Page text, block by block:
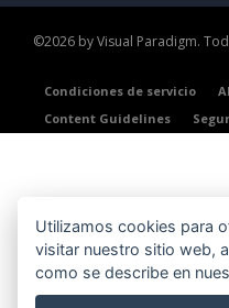
©2026 by Visual Paradigm.
Condiciones de servicio
Content Guidelines
Utilizamos cookies para
visitar nuestro sitio web,
como se describe en